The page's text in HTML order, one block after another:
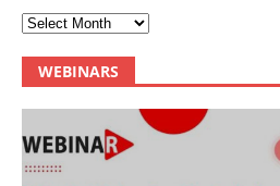
WEBINARS